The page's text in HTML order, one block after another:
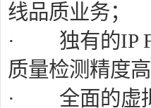
线品质业务；
· 独有的IP
质量检测精度
· 全面的虚拟